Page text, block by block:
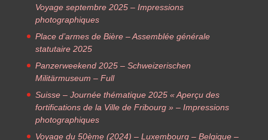
Voyage septembre 2025 – Impressions
photographiques
Place d’armes de Bière – Assemblée générale
statutaire 2025
Panzerweekend 2025 – Schweizerischen
Militärmuseum – Full
Suisse – Journée thématique 2025 « Aperçu des
fortifications de la Ville de Fribourg » – Impressions
photographiques
Voyage du 50ème (2024) – Luxembourg – Belgique –